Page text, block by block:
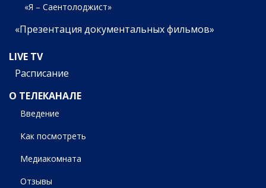
«Я – Саентолоджист»
«Презентация документальных фильмов»
LIVE TV
Расписание
О ТЕЛЕКАНАЛЕ
Введение
Как посмотреть
Медиакомната
Отзывы